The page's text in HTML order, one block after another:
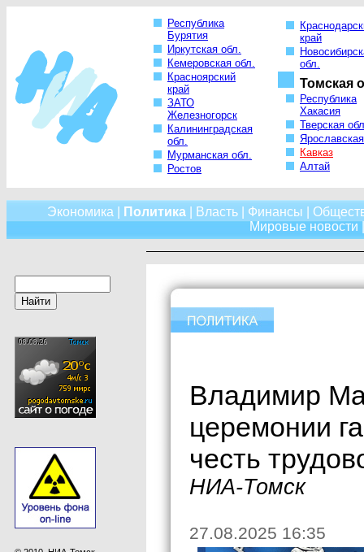
Республика
Бурятия
Иркутская обл.
Кемеровская обл.
Красноярский
край
ЗАТО
Железногорск
Калининградская
обл.
Мурманская обл.
Ростов
край
обл.
Томская
Республика
Хакасия
Тверская
Кавказ
Алтай
Экономика Политика| Власть| Финансы
Мировые новости
Владимир
церемонии
честь
НИА-Томск
27.08.2025 16:35